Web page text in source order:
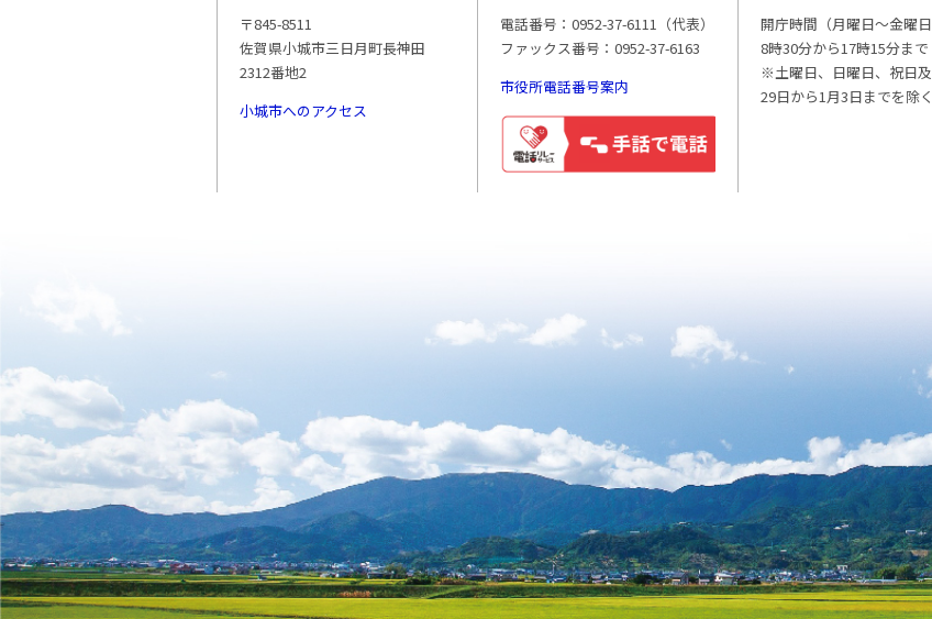
〒845-8511
佐賀県小城市三日月町長神田
2312番地2
小城市へのアクセス
電話番号：0952-37-6111（代表）
ファックス番号：0952-37-6163
市役所電話番号案内
開庁時間（月曜日〜金曜日
8時30分から17時15分まで
※土曜日、日曜日、祝日
29日から1月3日までを除く